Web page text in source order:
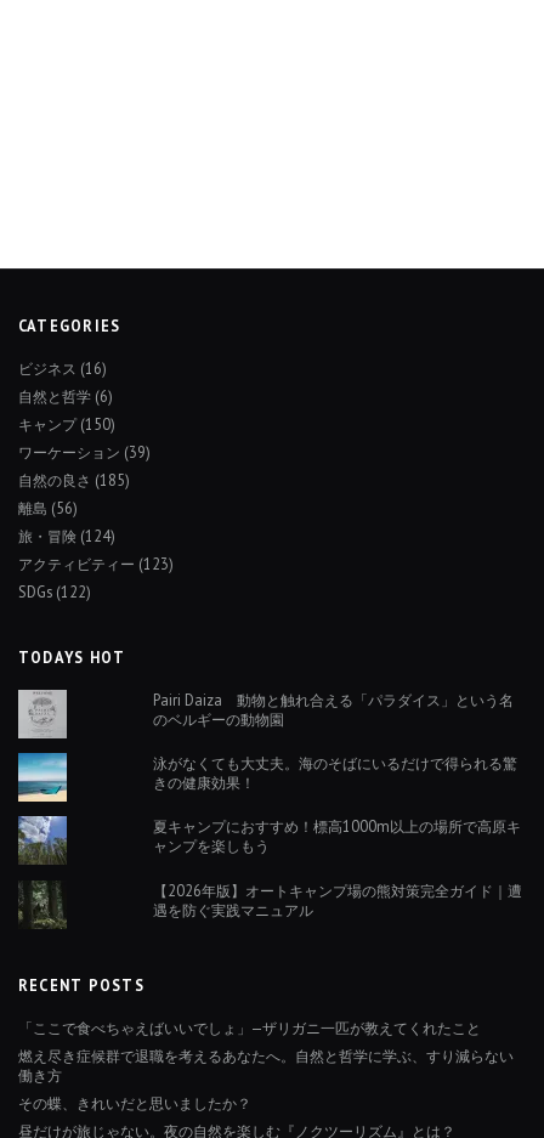
CATEGORIES
ビジネス (16)
自然と哲学 (6)
キャンプ(150)
ワーケーション (39)
自然の良さ (185)
離島 (56)
旅・冒険 (124)
アクティビティー (123)
SDGs (122)
TODAYS HOT
Pairi Daiza 動物と触れ合える「パラダイス」という名
のベルギーの動物園
泳がなくても大丈夫。海のそばにいるだけで得られる驚
きの健康効果！
夏キャンプにおすすめ！標高1000m以上の場所で高原キ
ャンプを楽しもう
【2026年版】オートキャンプ場の熊対策完全ガイド｜遭
遇を防ぐ実践マニュアル
RECENT POSTS
「ここで食べちゃえばいいでしょ」—ザリガニ一匹が教えてくれたこと
燃え尽き症候群で退職を考えるあなたへ。自然と哲学に学ぶ、すり減らない
働き方
その蝶、きれいだと思いましたか？
昼だけが旅じゃない。夜の自然を楽しむ『ノクツーリズム』とは？